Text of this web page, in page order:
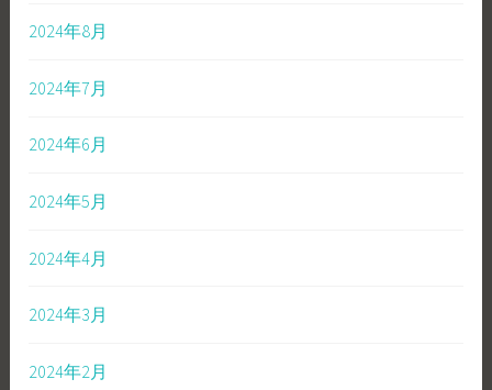
2024年8月
2024年7月
2024年6月
2024年5月
2024年4月
2024年3月
2024年2月